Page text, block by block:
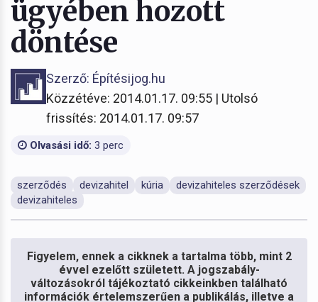
ügyében hozott
döntése
Szerző: Építésijog.hu
Közzétéve: 2014.01.17. 09:55 | Utolsó
frissítés: 2014.01.17. 09:57
Olvasási idő: 3 perc
szerződés devizahitel kúria
devizahiteles szerződések
devizahiteles
Figyelem, ennek a cikknek a tartalma több, mint 2
évvel ezelőtt született. A jogszabály-
változásokról tájékoztató cikkeinkben található
információk értelemszerűen a publikálás, illetve a